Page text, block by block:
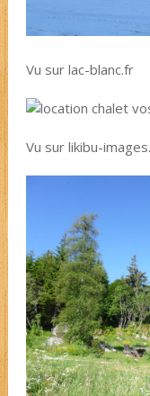
Vu sur lac-blanc.fr
Vu sur likibu-